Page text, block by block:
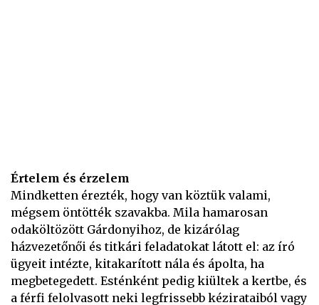
Értelem és érzelem
Mindketten érezték, hogy van köztük valami,
mégsem öntötték szavakba. Mila hamarosan
odaköltözött Gárdonyihoz, de kizárólag
házvezetőnői és titkári feladatokat látott el: az író
ügyeit intézte, kitakarított nála és ápolta, ha
megbetegedett. Esténként pedig kiültek a kertbe, és
a férfi felolvasott neki legfrissebb kézirataiból vagy